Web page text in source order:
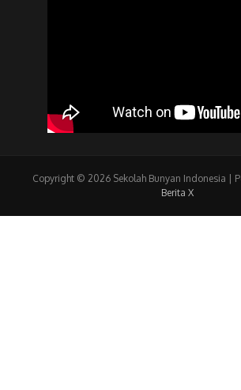
Copyright © 2026 Sekolah Bunyan Indonesia |
Berita X